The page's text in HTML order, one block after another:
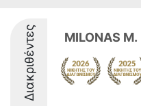
Διακριθέντες MILONAS M.